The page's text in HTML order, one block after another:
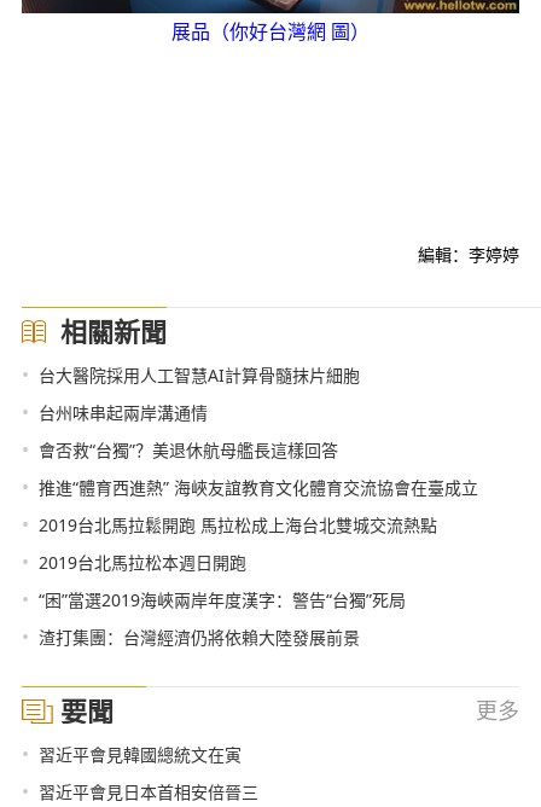
展品（你好台灣網 圖）
編輯：李婷婷
相關新聞
• 台大醫院採用人工智慧AI計算骨髓抹片細胞
• 台州味串起兩岸溝通情
• 會否救“台獨”？美退休航母艦長這樣回答
• 推進“體育西進熱” 海峽友誼教育文化體育交流協會在臺成立
• 2019台北馬拉鬆開跑 馬拉松成上海台北雙城交流熱點
• 2019台北馬拉松本週日開跑
• “困”當選2019海峽兩岸年度漢字：警告“台獨”死局
• 渣打集團：台灣經濟仍將依賴大陸發展前景
要聞 更多
• 習近平會見韓國總統文在寅
• 習近平會見日本首相安倍晉三